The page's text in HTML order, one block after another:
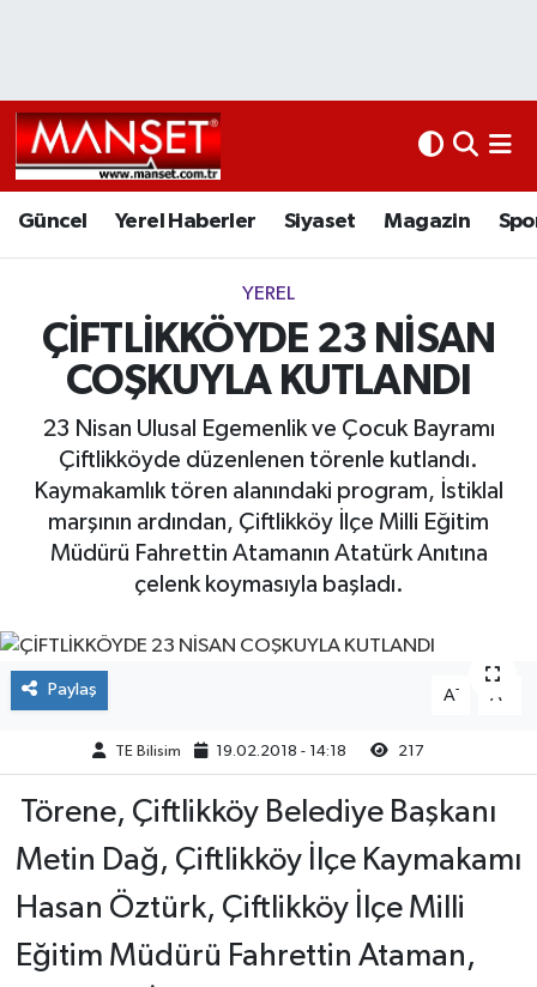
Güncel Yerel Haberler Siyaset Magazin
YEREL
ÇİFTLİKKÖYDE 23 NİSAN
COŞKUYLA KUTLANDI
23 Nisan Ulusal Egemenlik ve Çocuk Bayramı
Çiftlikköyde düzenlenen törenle kutlandı.
Kaymakamlık tören alanındaki program, İstiklal
marşının ardından, Çiftlikköy İlçe Milli Eğitim
Müdürü Fahrettin Atamanın Atatürk Anıtına
çelenk koymasıyla başladı.
Paylaş A- A
TE Bilisim 19.02.2018 - 14:18 217
Törene, Çiftlikköy Belediye Başkanı
Metin Dağ, Çiftlikköy İlçe Kaymakamı
Hasan Öztürk, Çiftlikköy İlçe Milli
Eğitim Müdürü Fahrettin Ataman,
Kültür Sanat
Magazin
Spor
İletişim
Künye
www.manset.com.tr
Yerel Haberler
Siyaset
Spor
Sağlık
Eğitim
Teknoloji
Hava Durumu
Namaz Vakitleri
Süper Lig Puan Durumu ve Fikstür
Tüm Manşetler
Son Dakika Haberleri
Haber Arşivi